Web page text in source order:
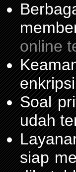
online
Soal
udah
siap